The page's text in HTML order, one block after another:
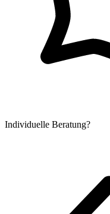
Individuelle Beratung?